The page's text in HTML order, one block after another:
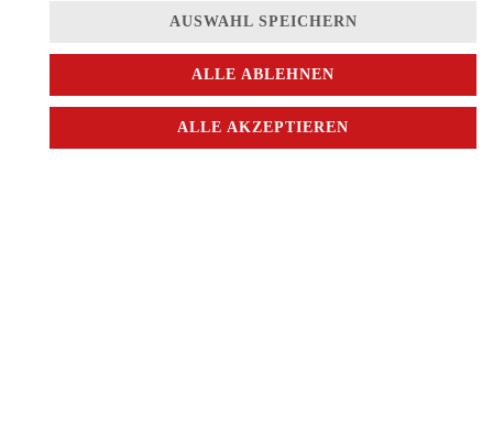
AUSWAHL SPEICHERN
ALLE ABLEHNEN
ALLE AKZEPTIEREN